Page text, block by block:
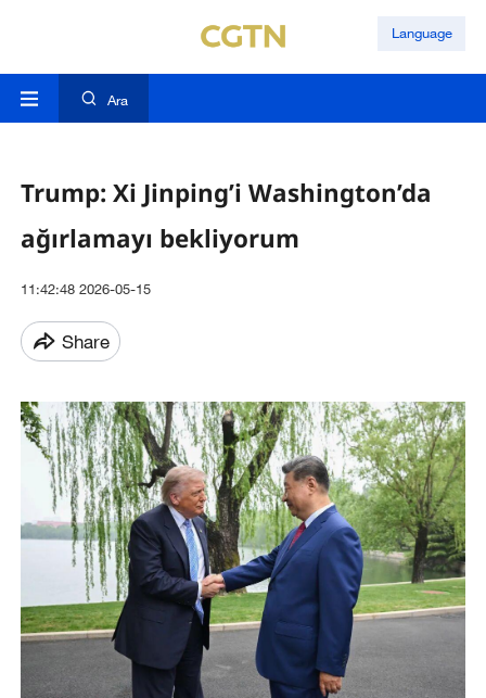
Language
Ara
Trump: Xi Jinping’i Washington’da
ağırlamayı bekliyorum
11:42:48 2026-05-15
Share